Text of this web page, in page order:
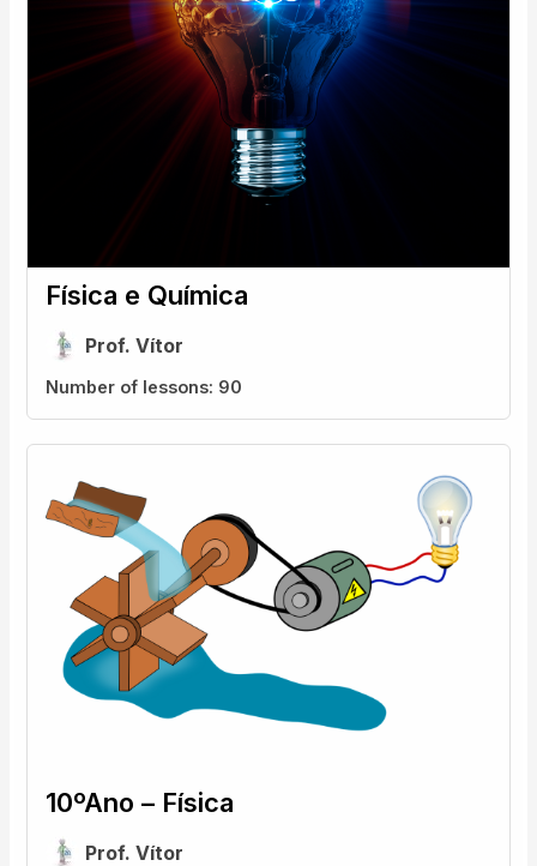
Física e Química
Prof. Vítor
Number of lessons: 90
10ºAno – Física
Prof. Vítor